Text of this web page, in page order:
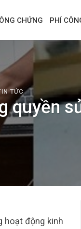
CHỨNG PHÍ
TỨC
quyền
hoạt động kinh